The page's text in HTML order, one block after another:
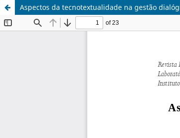
Aspectos da tecnotextualidade na gestão